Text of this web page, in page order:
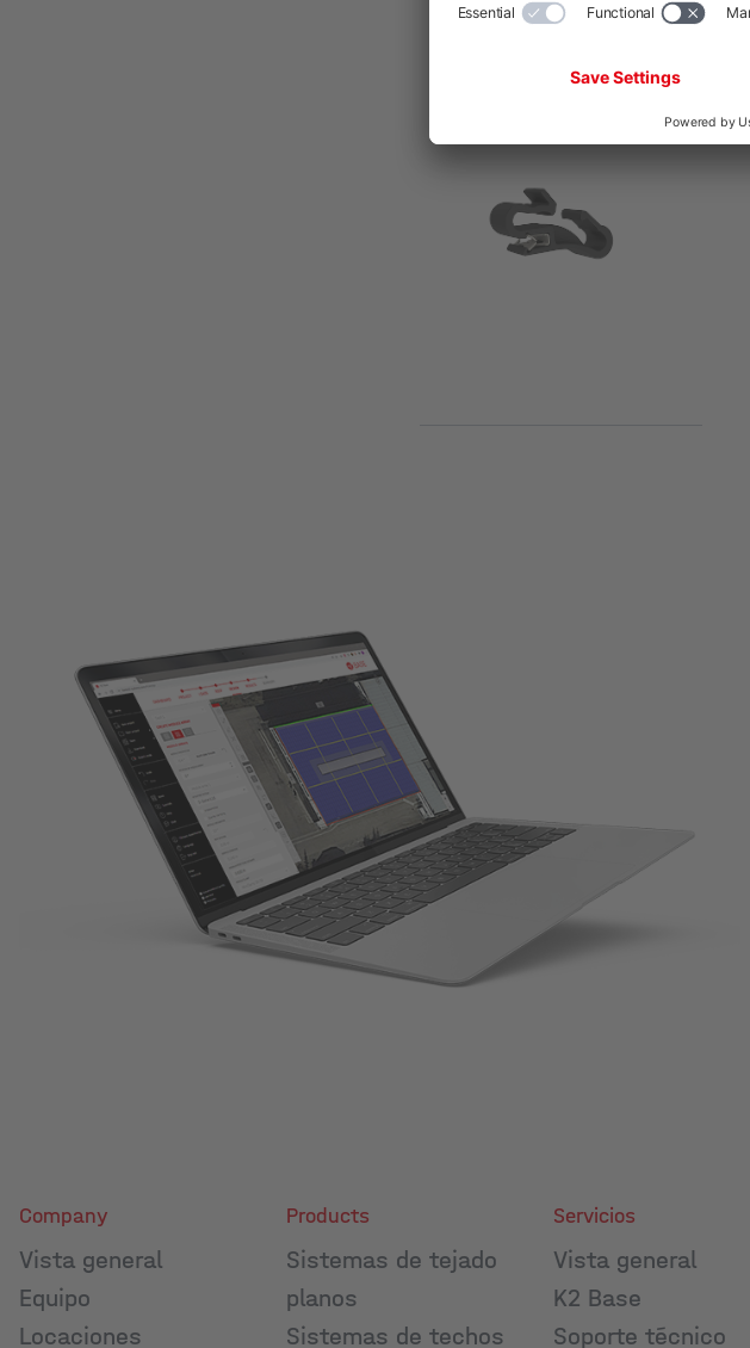
Nuevo
Company
Vista general
Equipo
Locaciones
Products
Sistemas de tejado
planos
Sistemas de techos
Servicios
Vista general
K2 Base
Soporte técnico